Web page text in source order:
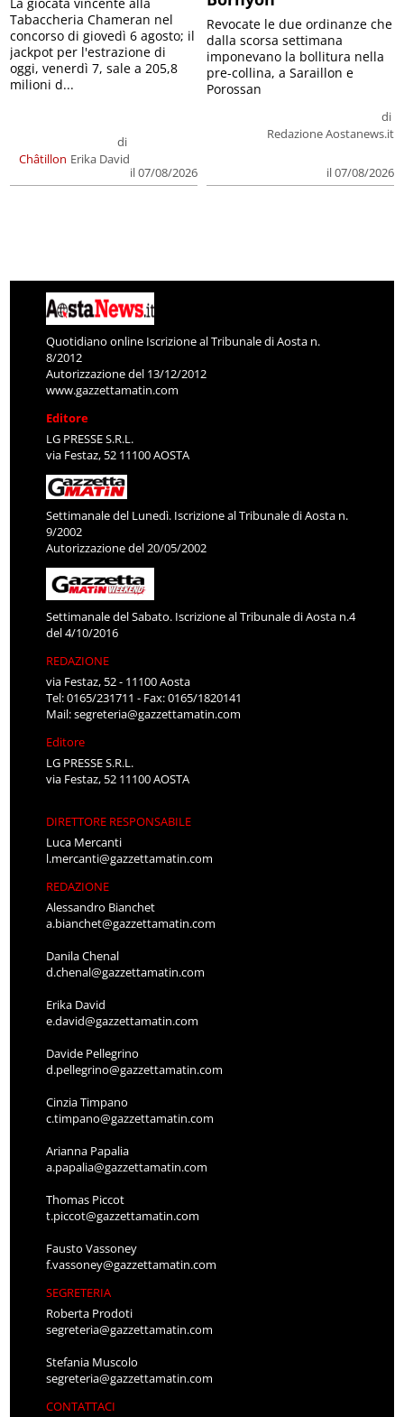
Châtillon
di
Erika David
il 07/08/2026
Tabaccheria Chameran nel
concorso di giovedì 6 agosto; il
jackpot per l'estrazione di
oggi, venerdì 7, sale a 205,8
milioni d...
di
Redazione Aostanews.it
il 07/08/2026
Revocate le due ordinanze che
dalla scorsa settimana
imponevano la bollitura nella
pre-collina, a Saraillon e
Porossan
Quotidiano online Iscrizione al Tribunale di Aosta n.
8/2012
Autorizzazione del 13/12/2012
www.gazzettamatin.com
Editore
LG PRESSE S.R.L.
via Festaz, 52 11100 AOSTA
Settimanale del Lunedì. Iscrizione al Tribunale di Aosta n.
9/2002
Autorizzazione del 20/05/2002
Settimanale del Sabato. Iscrizione al Tribunale di Aosta n.4
del 4/10/2016
REDAZIONE
via Festaz, 52 - 11100 Aosta
Tel: 0165/231711 - Fax: 0165/1820141
Mail:segreteria@gazzettamatin.com
Editore
LG PRESSE S.R.L.
via Festaz, 52 11100 AOSTA
DIRETTORE RESPONSABILE
Luca Mercanti
l.mercanti@gazzettamatin.com
REDAZIONE
Alessandro Bianchet
a.bianchet@gazzettamatin.com
Danila Chenal
d.chenal@gazzettamatin.com
Erika David
e.david@gazzettamatin.com
Davide Pellegrino
d.pellegrino@gazzettamatin.com
Cinzia Timpano
c.timpano@gazzettamatin.com
Arianna Papalia
a.papalia@gazzettamatin.com
Thomas Piccot
t.piccot@gazzettamatin.com
Fausto Vassoney
f.vassoney@gazzettamatin.com
SEGRETERIA
Roberta Prodoti
segreteria@gazzettamatin.com
Stefania Muscolo
segreteria@gazzettamatin.com
CONTATTACI